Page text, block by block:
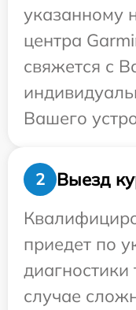
указанному
центра
свяжется с
Вашего
2
Выезд
приедет по
диагностики
случае